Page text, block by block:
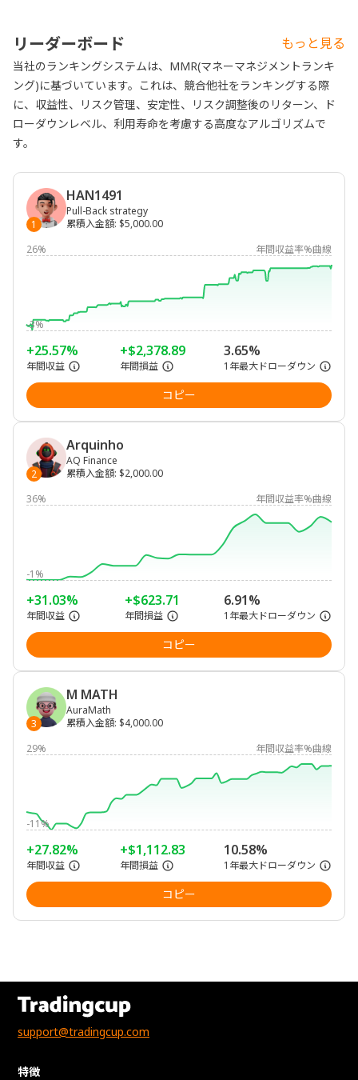
リーダーボード もっと見る
当社のランキングシステムは、MMR(マネーマネジメントランキ
ング)に基づいています。これは、競合他社をランキングする際
に、収益性、リスク管理、安定性、リスク調整後のリターン、ド
ローダウンレベル、利用寿命を考慮する高度なアルゴリズムで
す。
1
HAN1491
Pull-Back strategy
累積入金額: $5,000.00
26%
年間収益率%曲線
-3%
+25.57%
年間収益
+$2,378.89
年間損益
3.65%
1年最大ドローダウン
コピー
2
Arquinho
AQ Finance
累積入金額: $2,000.00
36%
年間収益率%曲線
-1%
+31.03%
年間収益
+$623.71
年間損益
6.91%
1年最大ドローダウン
コピー
3
M MATH
AuraMath
累積入金額: $4,000.00
29%
年間収益率%曲線
-11%
+27.82%
年間収益
+$1,112.83
年間損益
10.58%
1年最大ドローダウン
コピー
support@tradingcup.com
特徴